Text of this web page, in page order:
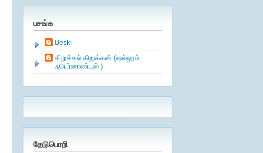
பசங்க
Beski
கிறுக்கல் கிறுக்கன் (ஷல்லூம்
ஃபெர்னாண்டஸ் )
தேடுபொறி